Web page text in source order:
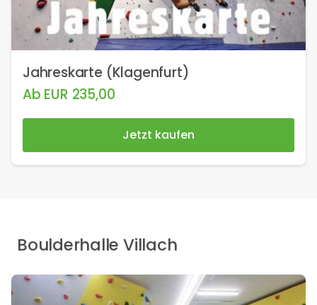
Jahreskarte (Klagenfurt)
Ab EUR 235,00
Jetzt kaufen
Boulderhalle Villach